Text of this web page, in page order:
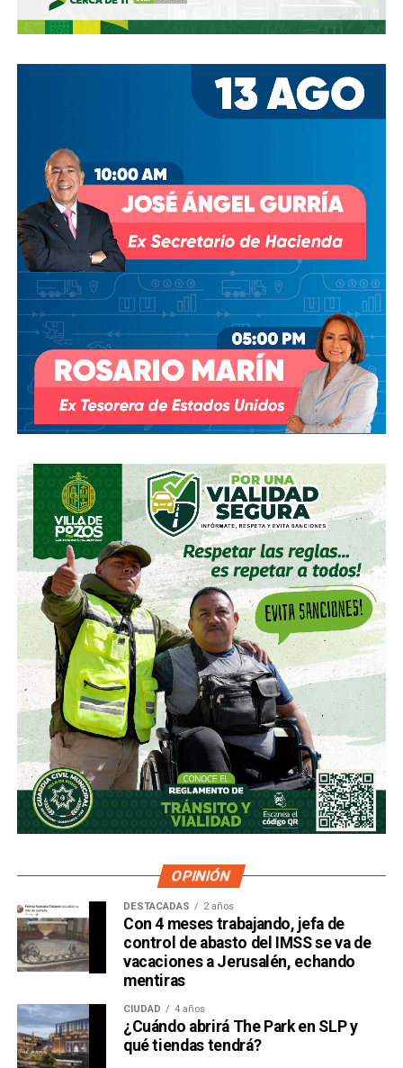
En pocas palabras,
bajemos todos la velocidad… en
Arrancó la carrera, todos la van perdiendo |
OPINIÓN
DESTACADAS 2 años
Con 4 meses trabajando, jefa de
control de abasto del IMSS se va de
vacaciones a Jerusalén, echando
mentiras
CIUDAD 4 años
¿Cuándo abrirá The Park en SLP y
qué tiendas tendrá?